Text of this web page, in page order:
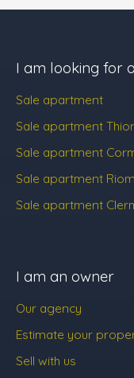
I am looking for
Sale apartment
Sale apartment
Sale apartment
Sale apartment
Sale apartment
I am an owner
Our agency
Estimate your
Sell with us